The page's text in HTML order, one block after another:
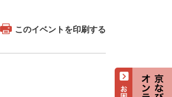
このイベントを印刷する